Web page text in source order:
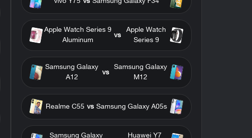
Apple Watch
Series 9
vs
Apple Watch Series 9
Aluminum
Samsung Galaxy
M12
vs
Samsung Galaxy
A12
Samsung Galaxy A05s
vs
Realme C55
Huawei Y7
Samsung Galaxy